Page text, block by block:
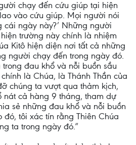
chạy đến cứu giúp tại hiện
vào cứu giúp. Mọi người nói
cái ngày này?’ Những người
trường này chính là nhiệm
Kitô hiện diện nơi tất cả những
người chạy đến trong ngày đó.
đau khổ và nỗi buồn sầu
là Chúa, là Thánh Thần của
chúng ta vượt qua thảm kịch,
nát cả hàng 9 tháng, tham dự
sẻ những đau khổ và nỗi buồn
đó, tôi xác tín rằng Thiên Chúa
ta trong ngày đó.”